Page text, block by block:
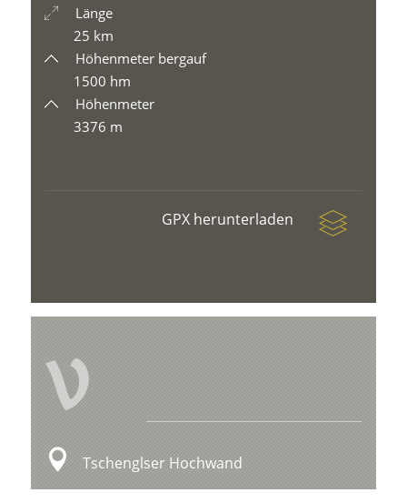
Länge
25 km
Höhenmeter bergauf
1500 hm
Höhenmeter
3376 m
GPX herunterladen
V
Tschenglser Hochwand